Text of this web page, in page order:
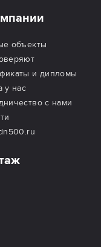
объекты
и дипломы
у нас
с нами